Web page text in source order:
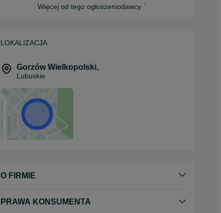
Więcej od tego ogłoszeniodawcy
LOKALIZACJA
Gorzów Wielkopolski,
Lubuskie
O FIRMIE
PRAWA KONSUMENTA